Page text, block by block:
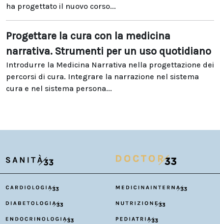
ha progettato il nuovo corso...
Progettare la cura con la medicina
narrativa. Strumenti per un uso quotidiano
Introdurre la Medicina Narrativa nella progettazione dei
percorsi di cura. Integrare la narrazione nel sistema
cura e nel sistema persona...